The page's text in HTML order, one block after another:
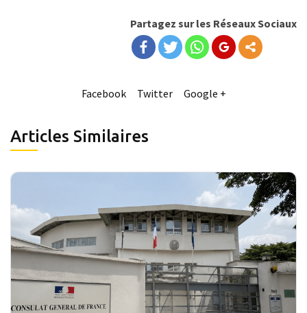
Partagez sur les Réseaux Sociaux
Facebook Twitter Google +
Articles Similaires